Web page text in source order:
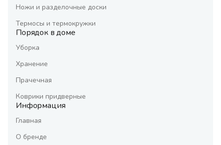
Ножи и разделочные доски
Термосы и термокружки
Порядок в доме
Уборка
Хранение
Прачечная
Коврики придверные
Информация
Главная
О бренде